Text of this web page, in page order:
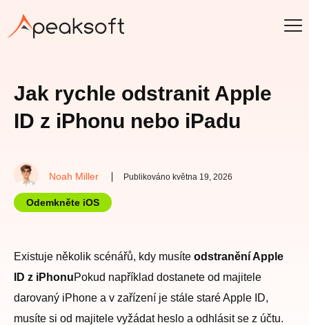
Jak rychle odstranit Apple
ID z iPhonu nebo iPadu
Noah Miller Publikováno května 19, 2026
Odemkněte iOS
Existuje několik scénářů, kdy musíte odstranění Apple
ID z iPhonuPokud například dostanete od majitele
darovaný iPhone a v zařízení je stále staré Apple ID,
musíte si od majitele vyžádat heslo a odhlásit se z účtu.